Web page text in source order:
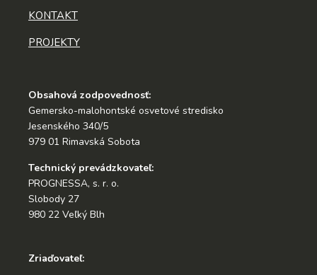
KONTAKT
PROJEKTY
Obsahová zodpovednosť:
Gemersko-malohontské osvetové stredisko
Jesenského 340/5
979 01 Rimavská Sobota
Technický prevádzkovateľ:
PROGNESSA, s. r. o.
Slobody 27
980 22 Veľký Blh
Zriaďovateľ: